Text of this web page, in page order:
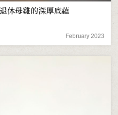
休母雞的深厚底蘊
February 2023